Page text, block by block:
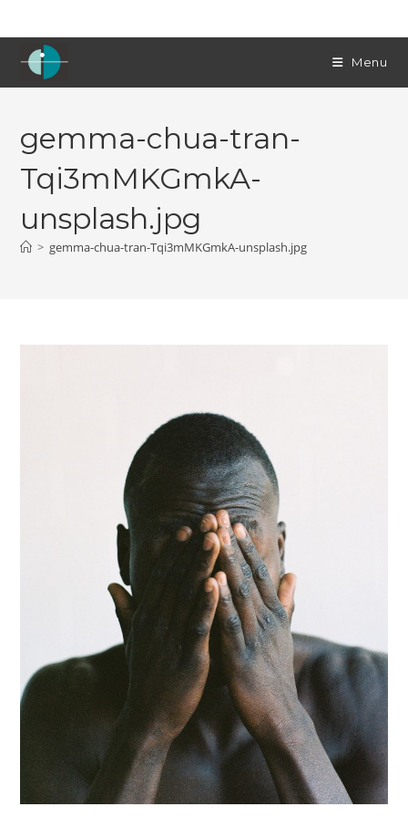
to
content
Menu
gemma-chua-tran-
Tqi3mMKGmkA-
unsplash.jpg
> gemma-chua-tran-Tqi3mMKGmkA-unsplash.jpg